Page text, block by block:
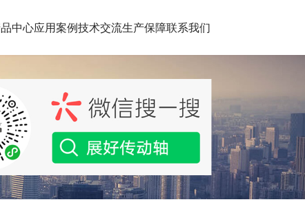
中心应用案例技术交流生产保障联系我们